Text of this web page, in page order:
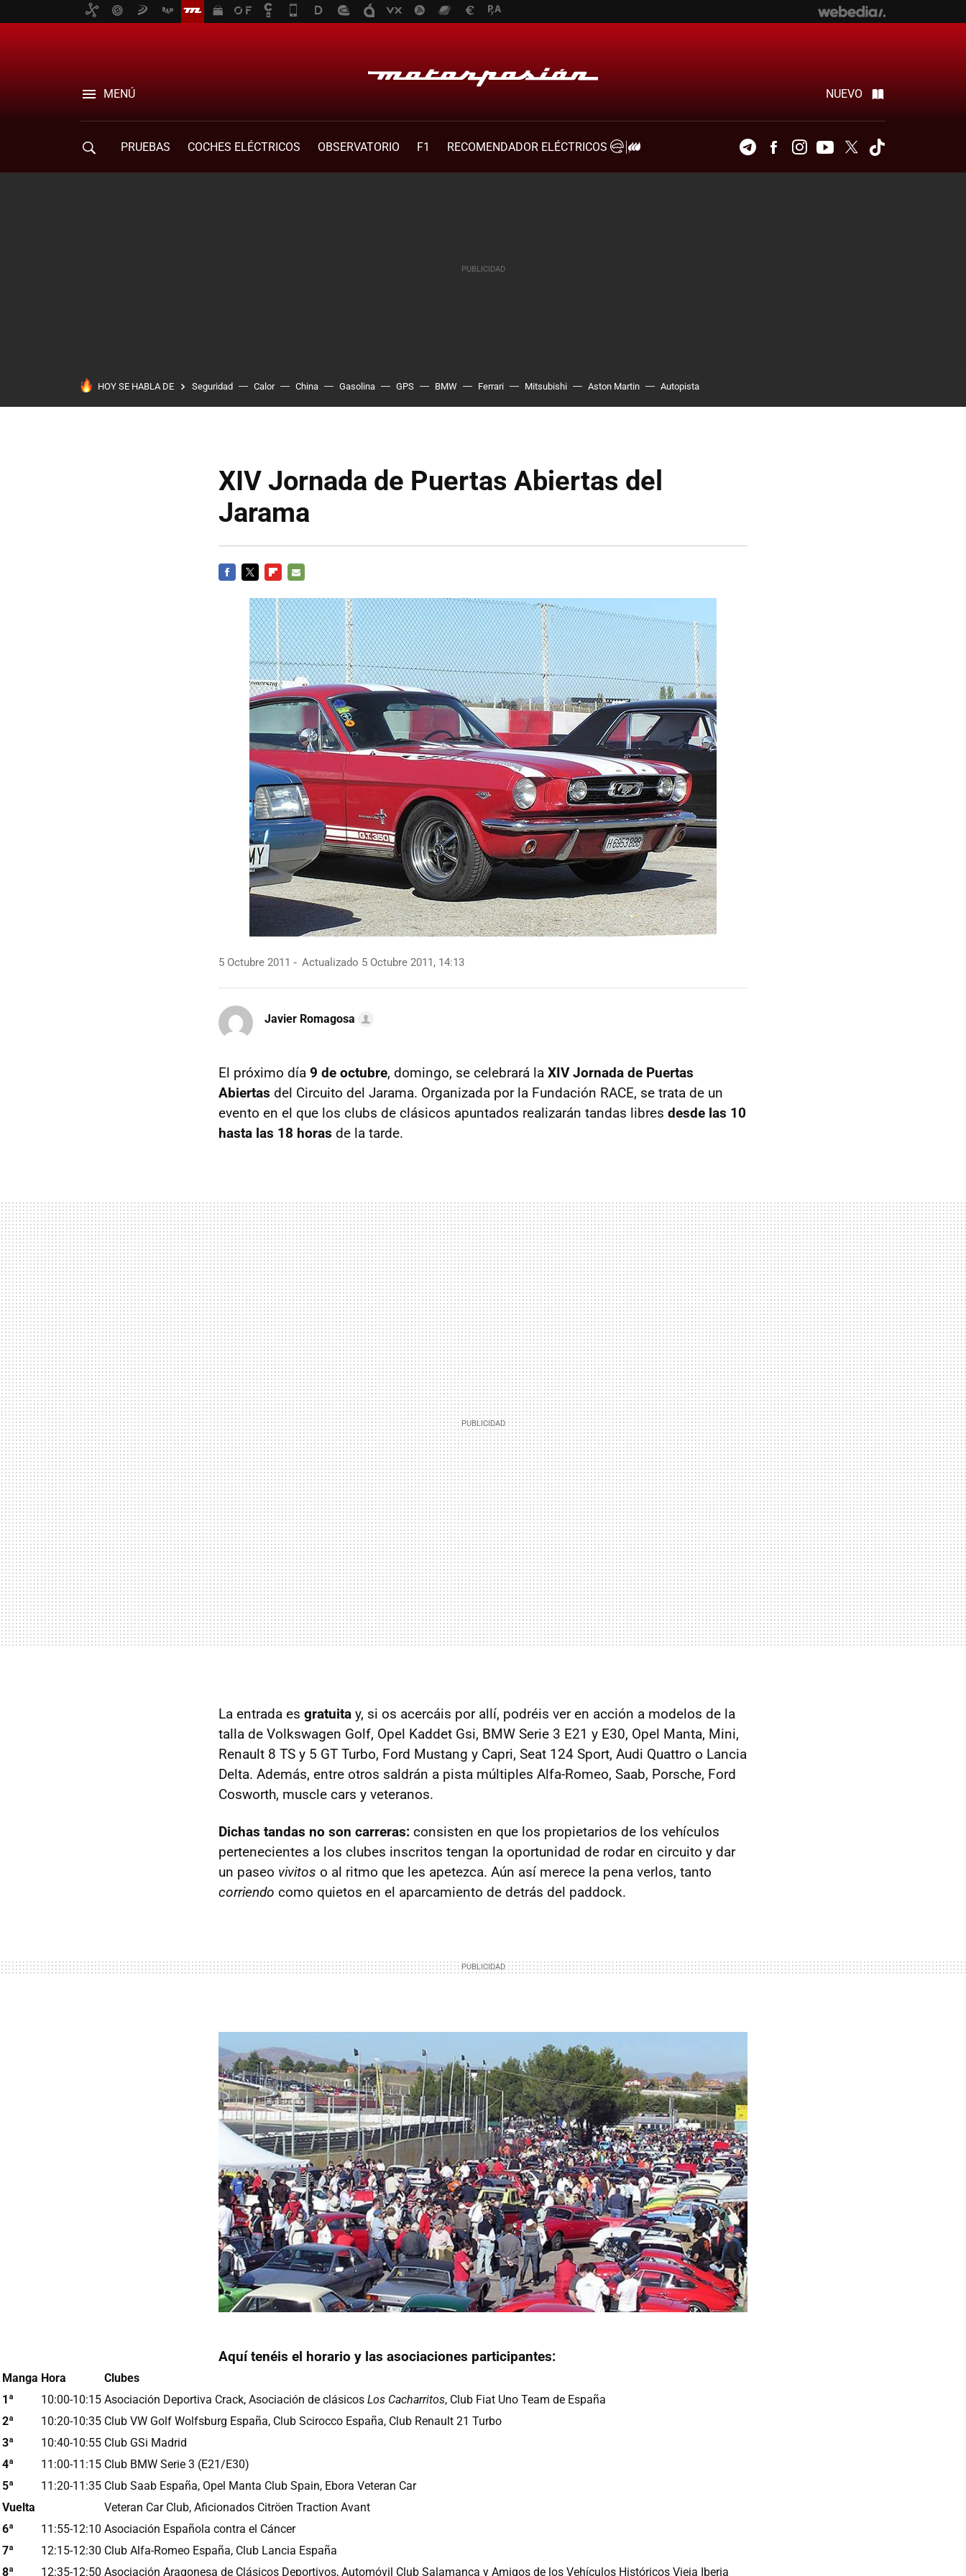
MENÚ NUEVO
PRUEBAS COCHES ELÉCTRICOS OBSERVATORIO F1
RECOMENDADOR ELÉCTRICOS
TelegramFacebookInstagramYoutubeTwitter
HOY SE HABLA DE Seguridad Calor China Gasolina GPS BMW Ferrari Mitsubishi Aston Martin Autopista
XIV Jornada de Puertas Abiertas del
Jarama
MAIL
5 Octubre 2011 Actualizado 5 Octubre 2011, 14:13
Javier Romagosa
El próximo día 9 de octubre, domingo, se celebrará la XIVJornada de Puertas
Abiertas del Circuito del Jarama. Organizada por la Fundación RACE, se trata de un
evento en el que los clubs de clásicos apuntados realizarán tandas libres desde las 10
hasta las 18 horas de la tarde.
La entrada es gratuita y, si os acercáis por allí, podréis ver en acción a modelos de la
talla de Volkswagen Golf, Opel Kaddet Gsi, BMW Serie 3 E21 y E30, Opel Manta, Mini,
Renault 8 TS y 5 GT Turbo, Ford Mustang y Capri, Seat 124 Sport, Audi Quattro o Lancia
Delta. Además, entre otros saldrán a pista múltiples Alfa-Romeo, Saab, Porsche, Ford
Cosworth, muscle cars y veteranos.
Dichas tandas no son carreras: consisten en que los propietarios de los vehículos
pertenecientes a los clubes inscritos tengan la oportunidad de rodar en circuito y dar
un paseo vivitos o al ritmo que les apetezca. Aún así merece la pena verlos, tanto
corriendo como quietos en el aparcamiento de detrás del paddock.
Aquí tenéis el horario y las asociaciones participantes:
Manga Hora
Clubes
1ª
10:00-10:15 Asociación Deportiva Crack, Asociación de clásicos Los Cacharritos, Club Fiat Uno Team de España
2ª
10:20-10:35 Club VW Golf Wolfsburg España, Club Scirocco España, Club Renault 21 Turbo
3ª
10:40-10:55 Club GSi Madrid
4ª
11:00-11:15 Club BMW Serie 3 (E21/E30)
5ª
11:20-11:35 Club Saab España, Opel Manta Club Spain, Ebora Veteran Car
Vuelta
Veteran Car Club, Aficionados Citröen Traction Avant
6ª
11:55-12:10 Asociación Española contra el Cáncer
7ª
12:15-12:30 Club Alfa-Romeo España, Club Lancia España
8ª
12:35-12:50 Asociación Aragonesa de Clásicos Deportivos, Automóvil Club Salamanca y Amigos de los Vehículos Históricos Vieja Iberia